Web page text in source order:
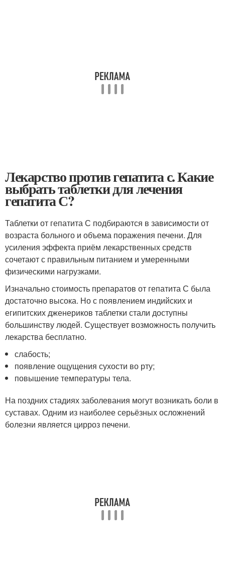
Лекарство против гепатита с. Какие
выбрать таблетки для лечения
гепатита С?
Таблетки от гепатита С подбираются в зависимости от
возраста больного и объема поражения печени. Для
усиления эффекта приём лекарственных средств
сочетают с правильным питанием и умеренными
физическими нагрузками.
Изначально стоимость препаратов от гепатита С была
достаточно высока. Но с появлением индийских и
египитских дженериков таблетки стали доступны
большинству людей. Существует возможность получить
лекарства бесплатно.
слабость;
появление ощущения сухости во рту;
повышение температуры тела.
На поздних стадиях заболевания могут возникать боли в
суставах. Одним из наиболее серьёзных осложнений
болезни является цирроз печени.